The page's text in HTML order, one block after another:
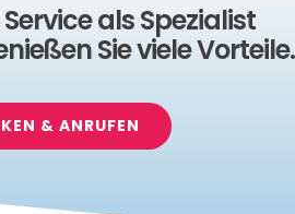
als Spezialist
Sie viele Vorteile.
& ANRUFEN